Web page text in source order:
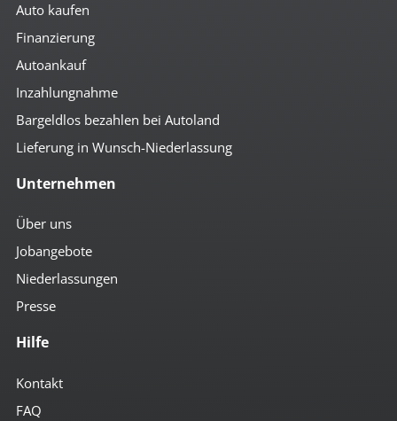
Auto kaufen
Finanzierung
Autoankauf
Inzahlungnahme
Bargeldlos bezahlen bei Autoland
Lieferung in Wunsch-Niederlassung
Unternehmen
Über uns
Jobangebote
Niederlassungen
Presse
Hilfe
Kontakt
FAQ